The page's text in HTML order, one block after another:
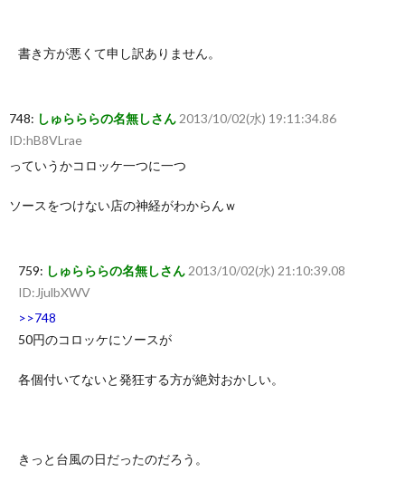
書き方が悪くて申し訳ありません。
748: しゅらららの名無しさん 2013/10/02(水) 19:11:34.86
ID:hB8VLrae
っていうかコロッケ一つに一つ
ソースをつけない店の神経がわからんｗ
759: しゅらららの名無しさん 2013/10/02(水) 21:10:39.08
ID:JjulbXWV
>>748
50円のコロッケにソースが
各個付いてないと発狂する方が絶対おかしい。
きっと台風の日だったのだろう。